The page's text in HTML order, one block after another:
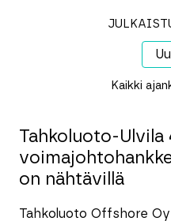
Kaikki
Tahkoluoto-Ulvila
on nähtävillä
Tahkoluoto Offshore Oy